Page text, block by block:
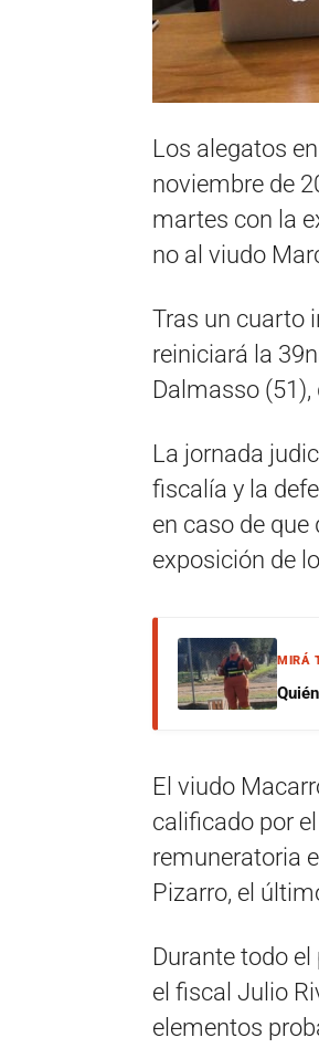
Los alegatos
noviembre de
martes con la
no al viudo
Tras un cuarto
reiniciará la
Dalmasso
La jornada
fiscalía y la
en caso de
exposición de
MIRÁ
El viudo
calificado por
remuneratoria
Pizarro, el
Durante todo
el fiscal Julio
elementos